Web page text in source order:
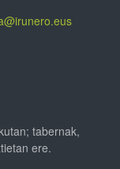
tabernak,
ere.